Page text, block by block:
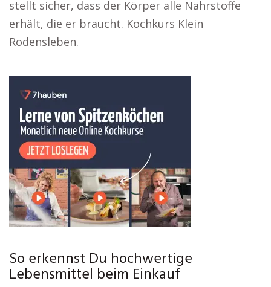
stellt sicher, dass der Körper alle Nährstoffe
erhält, die er braucht. Kochkurs Klein
Rodensleben.
So erkennst Du hochwertige
Lebensmittel beim Einkauf